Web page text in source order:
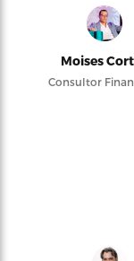
Moises
Consultor